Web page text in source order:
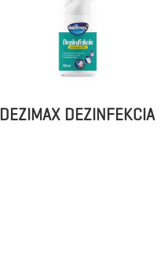
DEZIMAX DEZINFEKCIA